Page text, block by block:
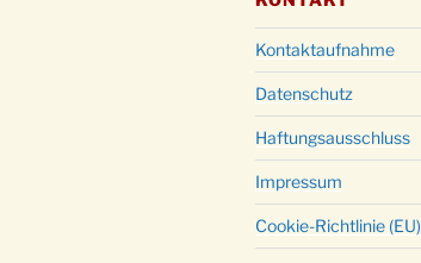
Kontaktaufnahme
Datenschutz
Haftungsausschluss
Impressum
Cookie-Richtlinie (EU)